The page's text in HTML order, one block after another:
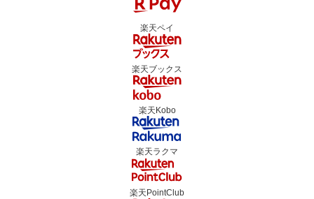
楽天ペイ
楽天ブックス
楽天Kobo
楽天ラクマ
楽天PointClub